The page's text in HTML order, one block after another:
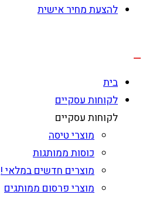
להצעת מחיר אישית
בית
לקוחות עסקיים
לקוחות עסקיים
מוצרי טיסה
כוסות ממותגות
מוצרים חדשים במלאי !
מוצרי פרסום ממותגים